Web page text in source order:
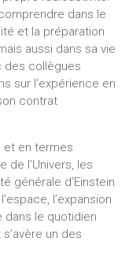
dans le
et la préparation
aussi dans sa vie
des collègues
sur l’expérience en
contrat
et en termes
de l’Univers, les
générale d’Einstein
l’expansion
dans le quotidien
un des